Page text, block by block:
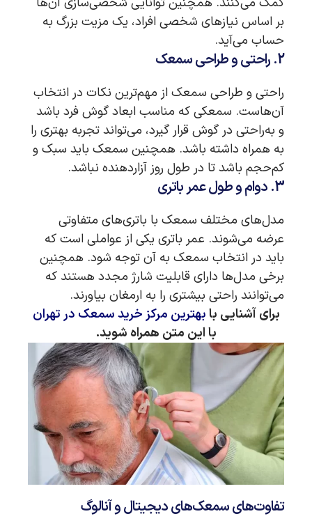
بر اساس نیازهای شخصی افراد، یک مزیت بزرگ به
حساب می‌آید.
2. راحتی و طراحی سمعک
راحتی و طراحی سمعک از مهم‌ترین نکات در انتخاب
آن‌هاست. سمعکی که مناسب ابعاد گوش فرد باشد
و به‌راحتی در گوش قرار گیرد، می‌تواند تجربه بهتری را
به همراه داشته باشد. همچنین سمعک باید سبک و
کم‌حجم باشد تا در طول روز آزاردهنده نباشد.
3. دوام و طول عمر باتری
مدل‌های مختلف سمعک با باتری‌های متفاوتی
عرضه می‌شوند. عمر باتری یکی از عواملی است که
باید در انتخاب سمعک به آن توجه شود. همچنین
برخی مدل‌ها دارای قابلیت شارژ مجدد هستند که
می‌توانند راحتی بیشتری را به ارمغان بیاورند.
برای آشنایی بابهترین مرکز خرید سمعک در تهران
با این متن همراه شوید.
تفاوت‌های سمعک‌های دیجیتال و آنالوگ